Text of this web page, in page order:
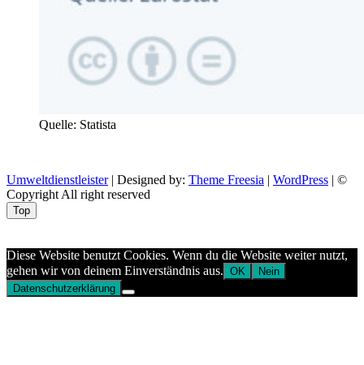
Quelle: Statista
Umweltdienstleister| Designed by: Theme Freesia | WordPress | ©
Copyright All right reserved
Top
Diese Website benutzt Cookies. Wenn du die Website weiter nutzt,
gehen wir von deinem Einverständnis aus. OK
Nein
Datenschutzerklärung